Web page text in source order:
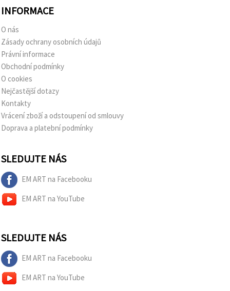
INFORMACE
O nás
Zásady ochrany osobních údajů
Právní informace
Obchodní podmínky
O cookies
Nejčastější dotazy
Kontakty
Vrácení zboží a odstoupení od smlouvy
Doprava a platební podmínky
SLEDUJTE NÁS
EM ART na Facebooku
EM ART na YouTube
SLEDUJTE NÁS
EM ART na Facebooku
EM ART na YouTube